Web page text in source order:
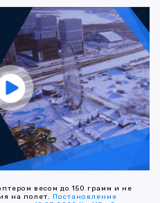
весом до 150 грамм и не
на полет. Постановление